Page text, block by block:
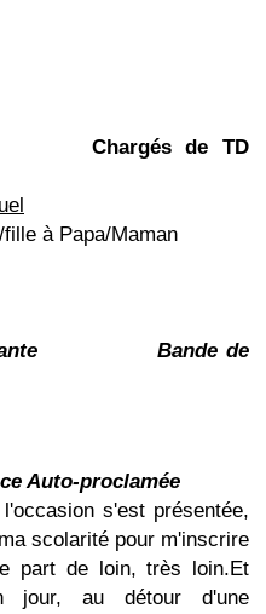
Chargés de TD
fille à Papa/Maman
étudianteBande de
proclamée
s'est présentée,
scolarité pour m'inscrire
part de loin, très loin.Et
jour, au détour d'une